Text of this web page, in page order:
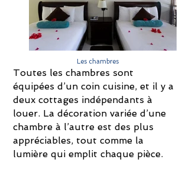
Les chambres
Toutes les chambres sont
équipées d’un coin cuisine, et il y a
deux cottages indépendants à
louer. La décoration variée d’une
chambre à l’autre est des plus
appréciables, tout comme la
lumière qui emplit chaque pièce.